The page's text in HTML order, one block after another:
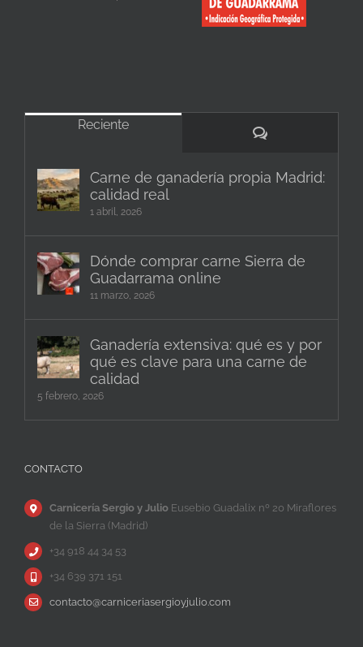
Reciente
Comentarios
Carne de ganadería propia Madrid:
calidad real
1 abril, 2026
Dónde comprar carne Sierra de
Guadarrama online
11 marzo, 2026
Ganadería extensiva: qué es y por
qué es clave para una carne de
calidad
5 febrero, 2026
CONTACTO
Carnicería Sergio y Julio Eusebio Guadalix nº 20 Miraflores
de la Sierra (Madrid)
+34 918 44 34 53
+34 639 371 151
contacto@carniceriasergioyjulio.com